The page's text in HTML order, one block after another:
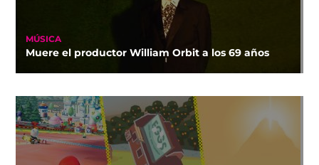
MÚSICA
Muere el productor William Orbit a los 69 años